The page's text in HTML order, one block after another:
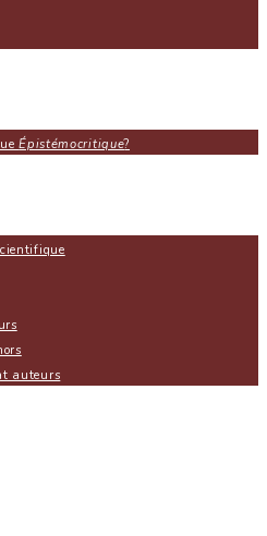
Épistémocritique?
auteurs